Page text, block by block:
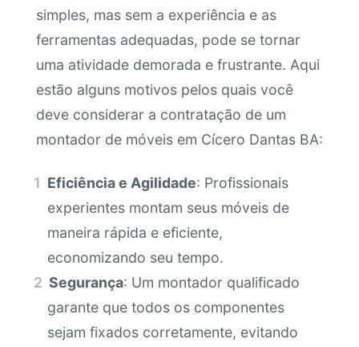
simples, mas sem a experiência e as
ferramentas adequadas, pode se tornar
uma atividade demorada e frustrante. Aqui
estão alguns motivos pelos quais você
deve considerar a contratação de um
montador de móveis em Cícero Dantas BA:
Eficiência e Agilidade: Profissionais
experientes montam seus móveis de
maneira rápida e eficiente,
economizando seu tempo.
Segurança: Um montador qualificado
garante que todos os componentes
sejam fixados corretamente, evitando